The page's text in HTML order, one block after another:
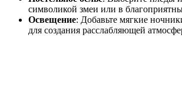
символикой змеи или в
Освещение: Добавьте мягкие
для создания расслабляющей